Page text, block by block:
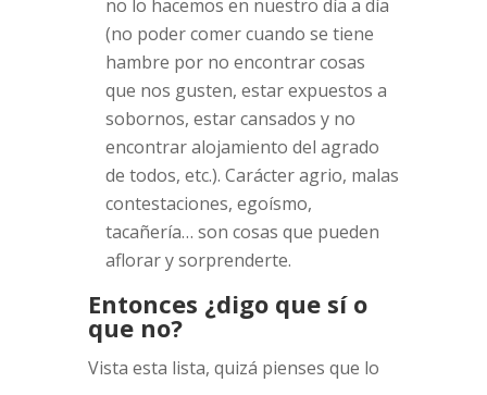
no lo hacemos en nuestro día a día
(no poder comer cuando se tiene
hambre por no encontrar cosas
que nos gusten, estar expuestos a
sobornos, estar cansados y no
encontrar alojamiento del agrado
de todos, etc.). Carácter agrio, malas
contestaciones, egoísmo,
tacañería… son cosas que pueden
aflorar y sorprenderte.
Entonces ¿digo que sí o
que no?
Vista esta lista, quizá pienses que lo